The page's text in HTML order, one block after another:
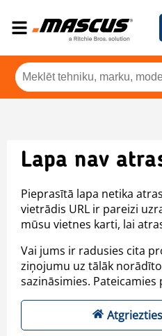
Lapa nav
Pieprasītā lapa netika
vietrādis URL ir pareizi
mūsu vietnes karti, lai
Vai jums ir radusies cita
ziņojumu uz tālāk
sazināsimies. Pateicamies